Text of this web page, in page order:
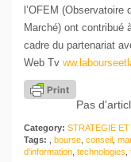
l’OFEM
Marché) ont contribué
cadre du partenariat
Web Tv
Pas
Category: STRATEGIE ET
Tags:
bourse conseil
d'information technologies